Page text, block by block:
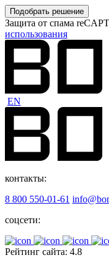
Подобрать решение
Защита от спама
использования
EN
контакты:
8 800 550-01-61
соцсети:
Рейтинг сайта: 4.8